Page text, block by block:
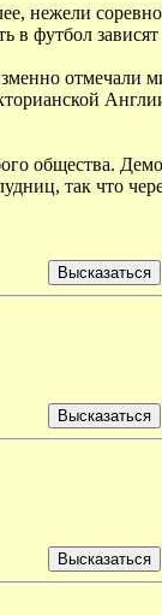
футбол
отмечали
так что